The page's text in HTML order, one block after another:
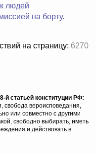
людей
на борту.
на страницу: 6270
й статьей конституции РФ:
свобода вероисповедания,
или совместно с другими
свободно выбирать, иметь
и действовать в